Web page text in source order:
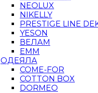
NEOLUX
NIKELLY
PRESTIGE LINE
YESON
ВЕЛАМ
ЕММ
ОДЕЯЛА
COME-FOR
COTTON BOX
DORMEO